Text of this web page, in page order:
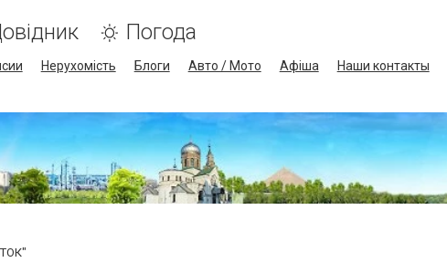
Погода
Нерухомість Блоги Авто / Мото Афіша Наши контакты